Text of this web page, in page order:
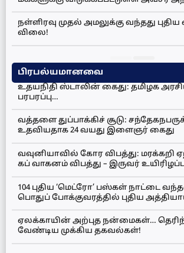
நள்ளிரவு முதல் அமலுக்கு வந்தது
விலை!
பிரபல்யமானவை
உதயநிதி ஸ்டாலின் கைது: தமிழக
பரபரப்பு…
வத்தளை துப்பாக்கிச் சூடு:
உதவியதாக 24 வயது இளைஞர் கைது
வவுனியாவில் கோர விபத்து: மரக்கறி
கப் வாகனம் விபத்து – இருவர்
104 புதிய ‘மெட்ரோ’ பஸ்கள் நாட்டை
பொதுப் போக்குவரத்தில் புதிய
ஏலக்காயின் அற்புத நன்மைகள்…
வேண்டிய முக்கிய தகவல்கள்!